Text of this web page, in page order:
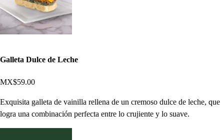
Galleta Dulce de Leche
MX$59.00
Exquisita galleta de vainilla rellena de un cremoso dulce de leche, que
logra una combinación perfecta entre lo crujiente y lo suave.